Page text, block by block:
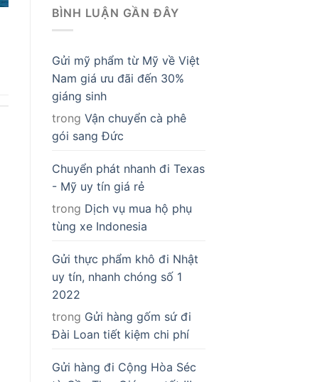
BÌNH LUẬN GẦN ĐÂY
Gửi mỹ phẩm từ Mỹ về Việt
Nam giá ưu đãi đến 30%
giáng sinh
trong Vận chuyển cà phê
gói sang Đức
Chuyển phát nhanh đi Texas
- Mỹ uy tín giá rẻ
trong Dịch vụ mua hộ phụ
tùng xe Indonesia
Gửi thực phẩm khô đi Nhật
uy tín, nhanh chóng số 1
2022
trong Gửi hàng gốm sứ đi
Đài Loan tiết kiệm chi phí
Gửi hàng đi Cộng Hòa Séc